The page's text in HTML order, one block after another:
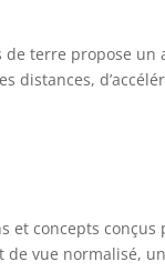
terre propose
distances,
et concepts
vue normalisé,